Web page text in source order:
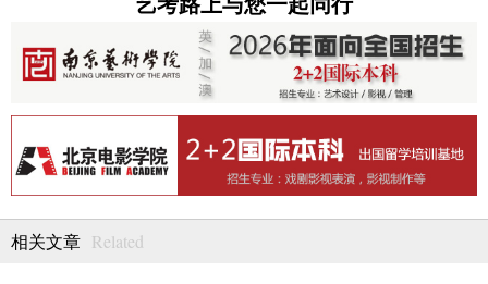
艺考路上与您一起同行
相关文章 Related